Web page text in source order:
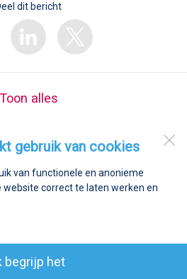
gebruik van cookies
van functionele en anonieme
website correct te laten werken en
begrijp het
dit bericht
Toon alles
Jozefschool
LN Moordrecht
Ziber DS4